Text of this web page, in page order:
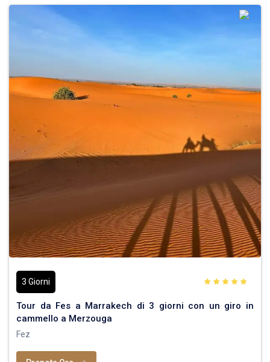
3 Giorni
Tour da Fes a Marrakech di 3 giorni con un giro in
cammello a Merzouga
Fez